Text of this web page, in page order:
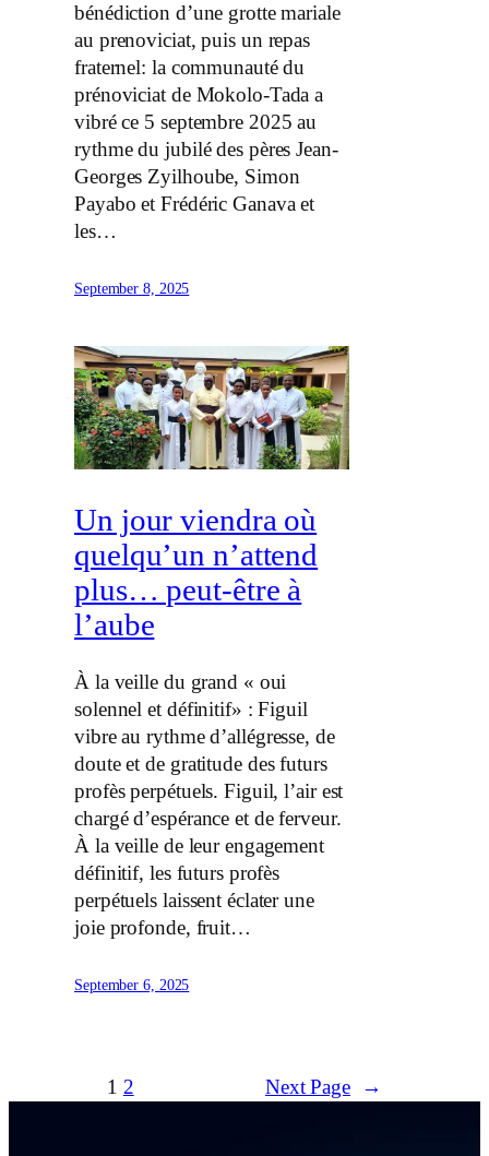
bénédiction d’une grotte mariale
au prenoviciat, puis un repas
fraternel: la communauté du
prénoviciat de Mokolo-Tada a
vibré ce 5 septembre 2025 au
rythme du jubilé des pères Jean-
Georges Zyilhoube, Simon
Payabo et Frédéric Ganava et
les…
September 8, 2025
Un jour viendra où
quelqu’un n’attend
plus… peut-être à
l’aube
À la veille du grand « oui
solennel et définitif» : Figuil
vibre au rythme d’allégresse, de
doute et de gratitude des futurs
profès perpétuels. Figuil, l’air est
chargé d’espérance et de ferveur.
À la veille de leur engagement
définitif, les futurs profès
perpétuels laissent éclater une
joie profonde, fruit…
September 6, 2025
1 2 Next Page →